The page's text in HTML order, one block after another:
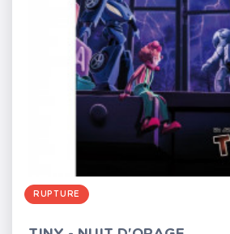
RUPTURE